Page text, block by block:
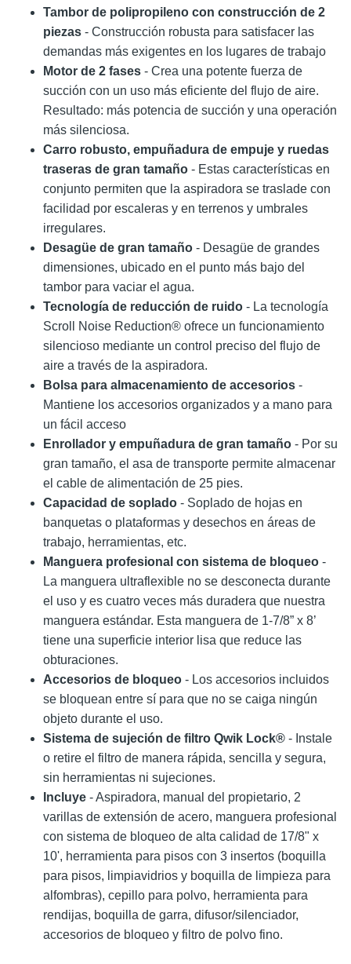
Tambor de polipropileno con construcción de 2
piezas - Construcción robusta para satisfacer las
demandas más exigentes en los lugares de trabajo
Motor de 2 fases - Crea una potente fuerza de
succión con un uso más eficiente del flujo de aire.
Resultado: más potencia de succión y una operación
más silenciosa.
Carro robusto, empuñadura de empuje y ruedas
traseras de gran tamaño - Estas características en
conjunto permiten que la aspiradora se traslade con
facilidad por escaleras y en terrenos y umbrales
irregulares.
Desagüe de gran tamaño - Desagüe de grandes
dimensiones, ubicado en el punto más bajo del
tambor para vaciar el agua.
Tecnología de reducción de ruido - La tecnología
Scroll Noise Reduction® ofrece un funcionamiento
silencioso mediante un control preciso del flujo de
aire a través de la aspiradora.
Bolsa para almacenamiento de accesorios -
Mantiene los accesorios organizados y a mano para
un fácil acceso
Enrollador y empuñadura de gran tamaño - Por su
gran tamaño, el asa de transporte permite almacenar
el cable de alimentación de 25 pies.
Capacidad de soplado - Soplado de hojas en
banquetas o plataformas y desechos en áreas de
trabajo, herramientas, etc.
Manguera profesional con sistema de bloqueo -
La manguera ultraflexible no se desconecta durante
el uso y es cuatro veces más duradera que nuestra
manguera estándar. Esta manguera de 1-7/8” x 8’
tiene una superficie interior lisa que reduce las
obturaciones.
Accesorios de bloqueo - Los accesorios incluidos
se bloquean entre sí para que no se caiga ningún
objeto durante el uso.
Sistema de sujeción de filtro Qwik Lock® - Instale
o retire el filtro de manera rápida, sencilla y segura,
sin herramientas ni sujeciones.
Incluye - Aspiradora, manual del propietario, 2
varillas de extensión de acero, manguera profesional
con sistema de bloqueo de alta calidad de 17/8" x
10', herramienta para pisos con 3 insertos (boquilla
para pisos, limpiavidrios y boquilla de limpieza para
alfombras), cepillo para polvo, herramienta para
rendijas, boquilla de garra, difusor/silenciador,
accesorios de bloqueo y filtro de polvo fino.